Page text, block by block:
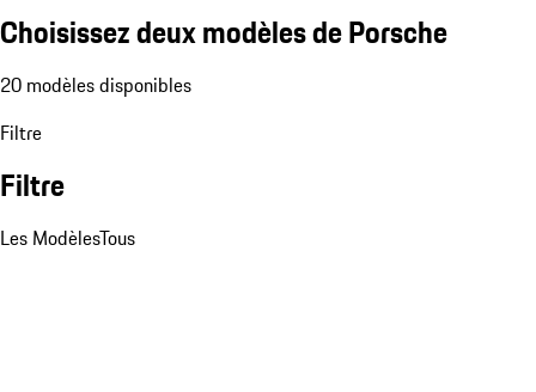
Choisissez deux modèles de Porsche
20 modèles disponibles
Filtre
Filtre
Les ModèlesTous